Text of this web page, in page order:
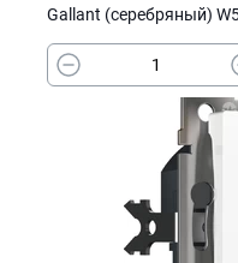
Gallant (серебряный)